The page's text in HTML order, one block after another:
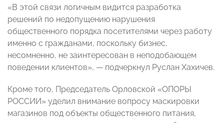
«В этой связи логичным видится разработка
решений по недопущению нарушения
общественного порядка посетителями через работу
именно с гражданами, поскольку бизнес,
несомненно, не заинтересован в неподобающем
поведении клиентов», — подчеркнул Руслан Хахичев.
Кроме того, Председатель Орловской «ОПОРЫ
РОССИИ» уделил внимание вопросу маскировки
магазинов под объекты общественного питания,